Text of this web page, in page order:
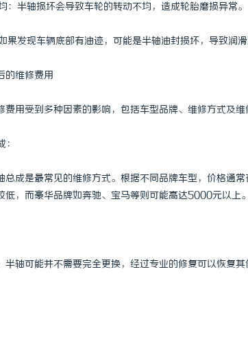
：半轴损坏会导致车轮的转动不均，造成轮胎磨损异常。
果发现车辆底部有油迹，可能是半轴油封损坏，导致润滑
的维修费用
费用受到多种因素的影响，包括车型品牌、维修方式及维
总成是最常见的维修方式。根据不同品牌车型，价格通
低，而豪华品牌如奔驰、宝马等则可能高达5000元以上。
半轴可能并不需要完全更换，经过专业的修复可以恢复